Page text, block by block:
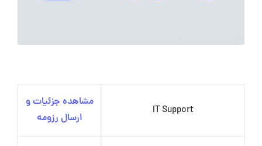
IT Support
مشاهده جزئیات و
ارسال رزومه